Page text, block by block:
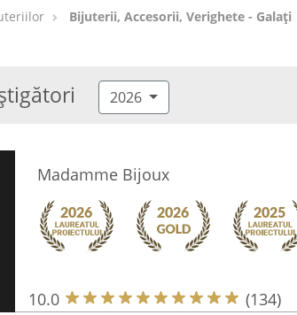
Bijuterii, Accesorii, Verighete - Galaţi
2026
Madamme Bijoux
10.0 (134)